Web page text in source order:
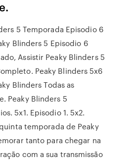
5 Temporada Episodio 6
Blinders 5 Episodio 6
Assistir Peaky Blinders 5
Peaky Blinders 5x6
Blinders Todas as
Peaky Blinders 5
5x1. Episodio 1. 5x2.
temporada de Peaky
tanto para chegar na
com a sua transmissão